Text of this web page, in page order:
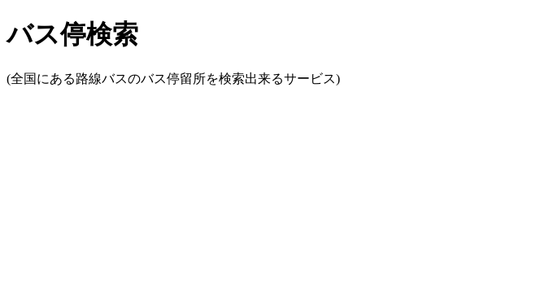
バス停検索
(全国にある路線バスのバス停留所を検索出来るサービス)